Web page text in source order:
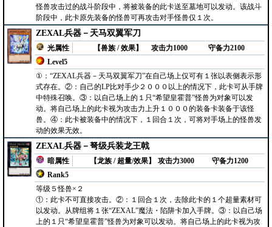
怪兽攻击过的战斗阶段中，将被装备的此卡送至墓地可以发动。该战斗
阶段中，此卡原先装备的怪兽可再攻击对手怪兽仅１次。
ZEXAL兵器－天马双翼军刀
光属性
【兽族 / 效果】
Level5
攻击力1000 守备力2100
①：“ZEXAL兵器－天马双翼军刀”在自己场上仅可有１张以表侧表示形
式存在。②：自己的LP比对手少２０００以上的情况下，此卡可从手牌
中特殊召唤。③：以自己场上的１只“希望皇霍普”怪兽为对象可以发
动。将自己场上的此卡视为攻击力上升１０００的装备卡装备于该怪
兽。④：此卡被装备中的情况下，１回合１次，可将对手场上的怪兽发
动的效果无效。
ZEXAL兵器－弩级兵装龙王戟
暗属性
【龙族 / 超量/效果】
Rank5
攻击力3000 守备力1200
等级５怪兽×２
①：此卡不可直接攻击。②：１回合１次，去除此卡的１个超量素材可
以发动。从牌组将１张“ZEXAL”魔法・陷阱卡加入手牌。③：以自己场
上的１只“希望皇霍普”怪兽为对象可以发动。将自己场上的此卡视为攻